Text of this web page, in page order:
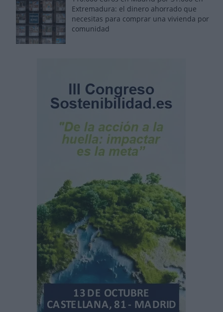
Extremadura: el dinero ahorrado que
necesitas para comprar una vivienda por
comunidad